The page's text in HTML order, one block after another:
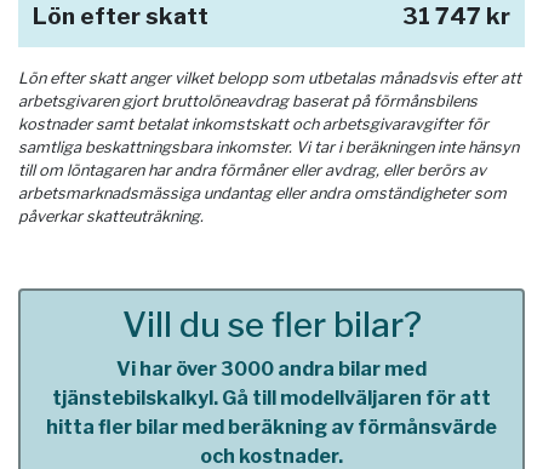
Lön efter skatt 31 747 kr
Lön efter skatt anger vilket belopp som utbetalas månadsvis efter att
arbetsgivaren gjort bruttolöneavdrag baserat på förmånsbilens
kostnader samt betalat inkomstskatt och arbetsgivaravgifter för
samtliga beskattningsbara inkomster. Vi tar i beräkningen inte hänsyn
till om löntagaren har andra förmåner eller avdrag, eller berörs av
arbetsmarknadsmässiga undantag eller andra omständigheter som
påverkar skatteuträkning.
Vill du se fler bilar?
Vi har över 3000 andra bilar med
tjänstebilskalkyl. Gå till modellväljaren för att
hitta fler bilar med beräkning av förmånsvärde
och kostnader.